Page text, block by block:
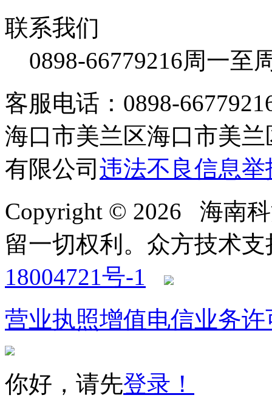
联系我们
0898-66779216周一至
客服电话：0898-
海口市美兰区海口市美
有限公司 违法不良信息举
Copyright © 2026 海南
留一切权利。 众方技术支
18004721号-1
营业执照增值电信业务许
你好，请先登录！